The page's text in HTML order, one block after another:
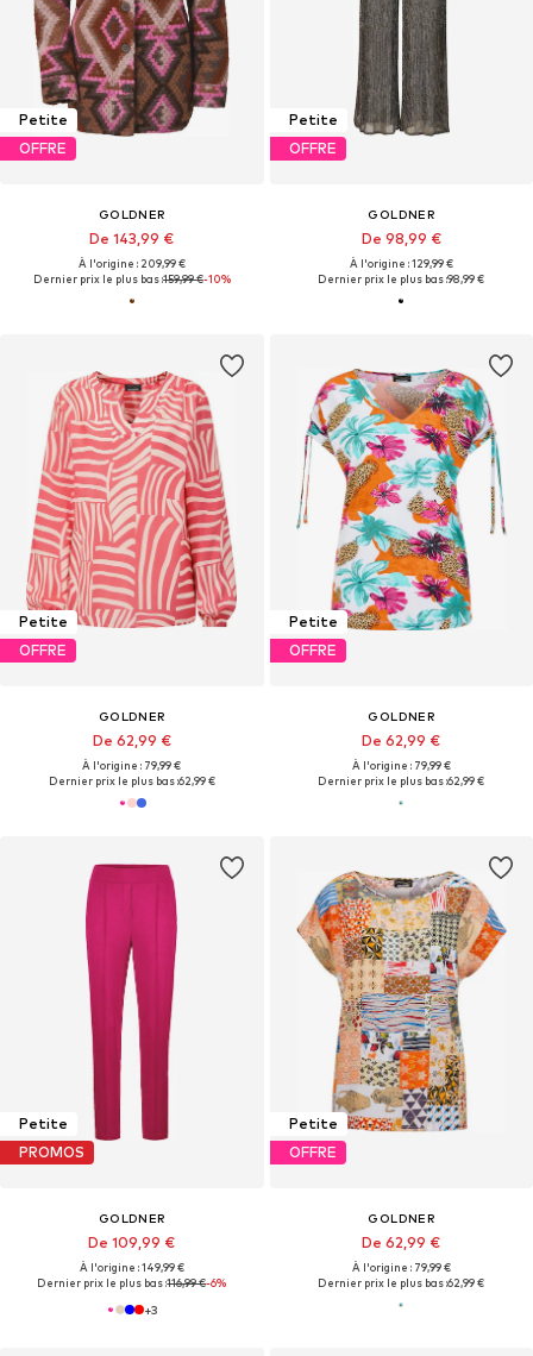
Petite
OFFRE
GOLDNER
De 143,99 €
À l'origine : 209,99 €
Dernier prix le plus bas :159,99 €-10%
Petite
OFFRE
GOLDNER
De 98,99 €
À l'origine : 129,99 €
Dernier prix le plus bas :98,99 €
Petite
OFFRE
GOLDNER
De 62,99 €
À l'origine : 79,99 €
Dernier prix le plus bas :62,99 €
Petite
OFFRE
GOLDNER
De 62,99 €
À l'origine : 79,99 €
Dernier prix le plus bas :62,99 €
Petite
PROMOS
GOLDNER
De 109,99 €
À l'origine : 149,99 €
Dernier prix le plus bas :116,99 €-6%
+3
Petite
OFFRE
GOLDNER
De 62,99 €
À l'origine : 79,99 €
Dernier prix le plus bas :62,99 €